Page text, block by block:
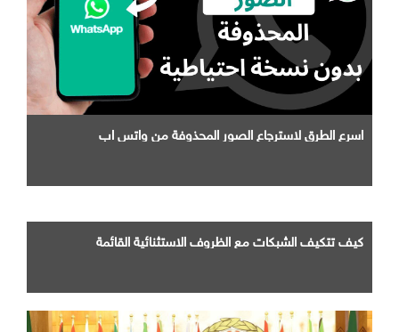
اسرع الطرق لاسترجاع الصور المحذوفة من واتس اب
كيف تتكيف الشبكات مع الظروف الاستثنائية القائمة